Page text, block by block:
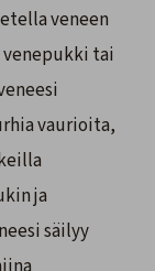
veneen
tai
vaurioita,
ja
säilyy